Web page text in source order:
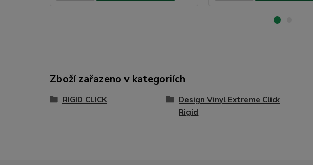
Zboží zařazeno v kategoriích
RIGID CLICK
Design Vinyl Extreme Click
Rigid